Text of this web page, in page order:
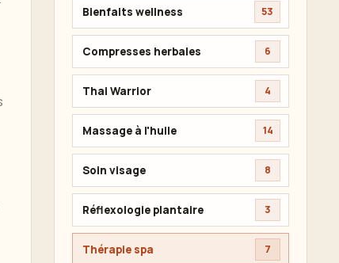
Bienfaits wellness 53
Compresses herbales 6
Thai Warrior 4
Massage à l'huile 14
Soin visage 8
Réflexologie plantaire 3
Thérapie spa 7